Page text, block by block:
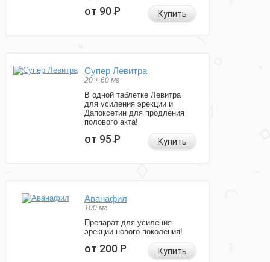
от 90Р Купить
Супер Левитра
20 + 60 мг
В одной таблетке Левитра
для усиления эрекции и
Дапоксетин для продления
полового акта!
от 95Р Купить
Аванафил
100 мг
Препарат для усиления
эрекции нового поколения!
от 200Р Купить